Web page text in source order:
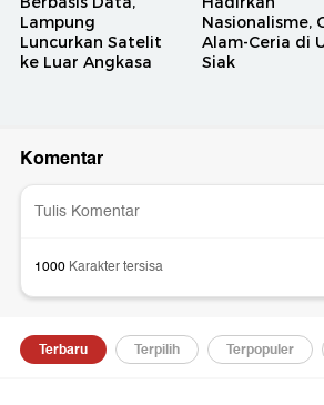
Lampung
Luncurkan Satelit
ke Luar Angkasa
Nasionalisme,
Alam-Ceria di
Siak